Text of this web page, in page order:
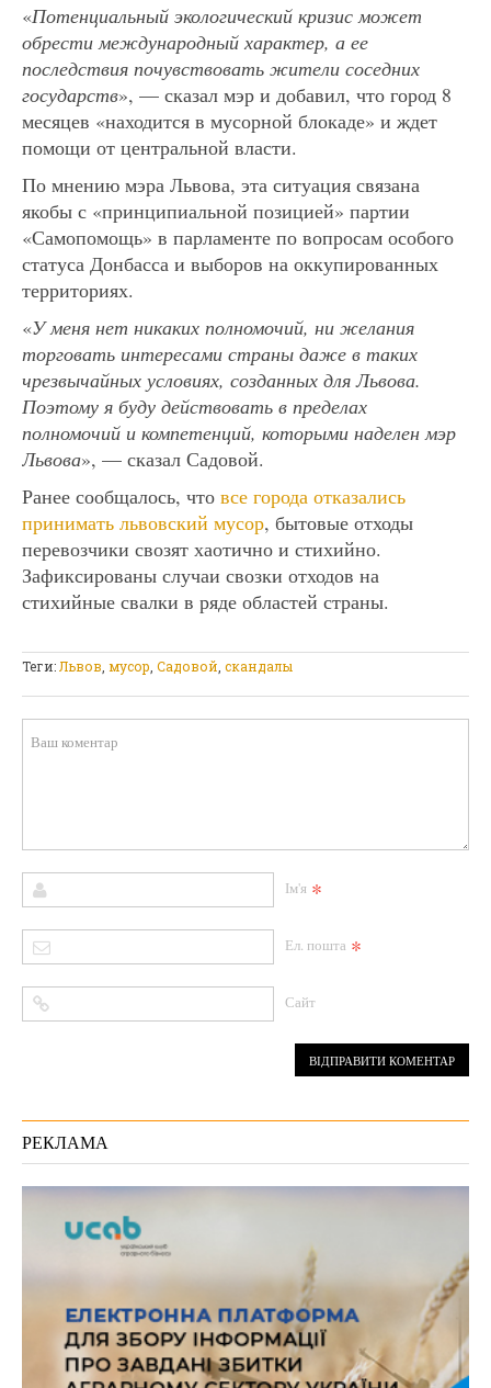
«Потенциальный экологический кризис может
обрести международный характер, а ее
последствия почувствовать жители соседних
государств», — сказал мэр и добавил, что город 8
месяцев «находится в мусорной блокаде» и ждет
помощи от центральной власти.
По мнению мэра Львова, эта ситуация связана
якобы с «принципиальной позицией» партии
«Самопомощь» в парламенте по вопросам особого
статуса Донбасса и выборов на оккупированных
территориях.
«У меня нет никаких полномочий, ни желания
торговать интересами страны даже в таких
чрезвычайных условиях, созданных для Львова.
Поэтому я буду действовать в пределах
полномочий и компетенций, которыми наделен мэр
Львова», — сказал Садовой.
Ранее сообщалось, что все города отказались
принимать львовский мусор, бытовые отходы
перевозчики свозят хаотично и стихийно.
Зафиксированы случаи свозки отходов на
стихийные свалки в ряде областей страны.
Теги: Львов мусор Садовой скандалы
Ім'я *
Ел. пошта *
Сайт
РЕКЛАМА